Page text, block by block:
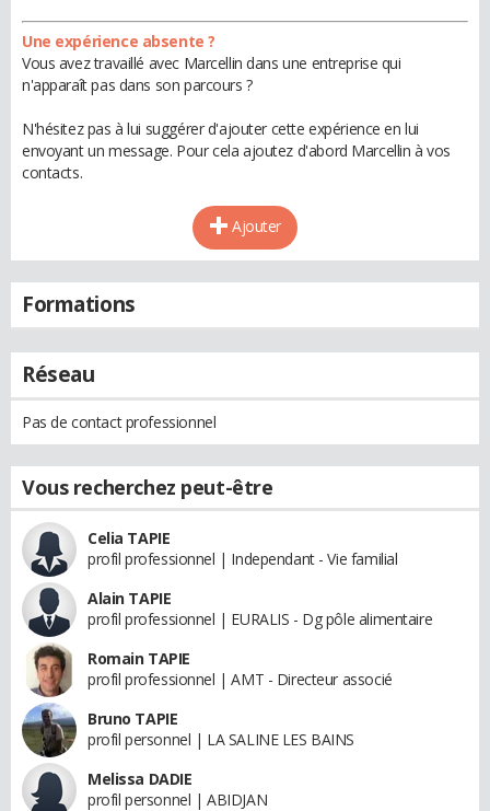
Une expérience absente ?
Vous avez travaillé avec Marcellin dans une entreprise qui
n'apparaît pas dans son parcours ?
N'hésitez pas à lui suggérer d'ajouter cette expérience en lui
envoyant un message. Pour cela ajoutez d'abord Marcellin à vos
contacts.
Ajouter
Formations
Réseau
Pas de contact professionnel
Vous recherchez peut-être
Celia TAPIE
profil professionnel | Independant - Vie familial
Alain TAPIE
profil professionnel | EURALIS - Dg pôle alimentaire
Romain TAPIE
profil professionnel | AMT - Directeur associé
Bruno TAPIE
profil personnel | LA SALINE LES BAINS
Melissa DADIE
profil personnel | ABIDJAN